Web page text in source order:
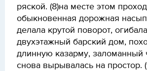
ряской. (8)на месте этом
обыкновенная дорожная
делала крутой поворот,
двухэтажный барский дом,
длинную казарму, заломанный
снова вырывалась на простор.